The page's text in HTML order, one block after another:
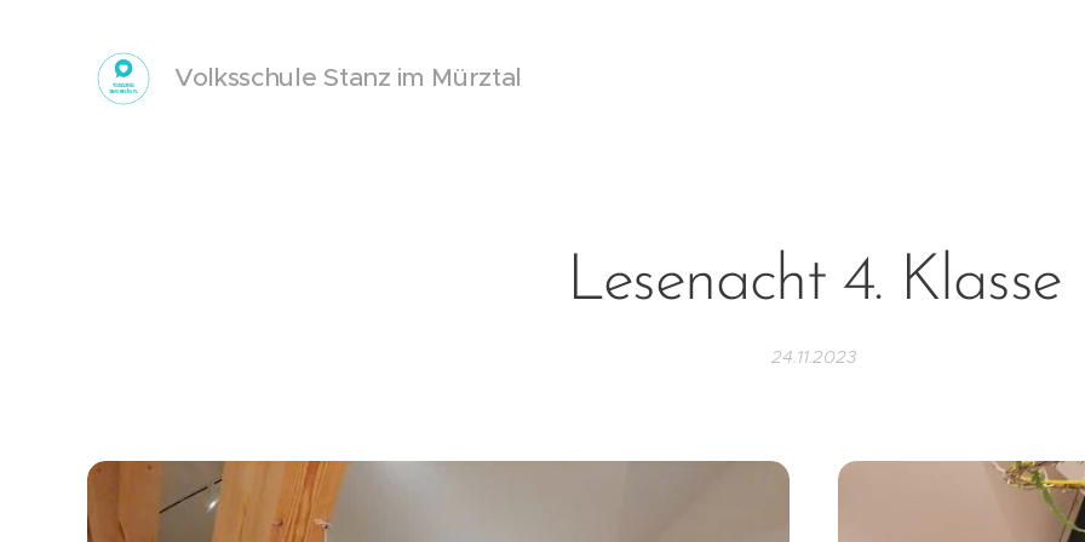
Volksschule Stanz im Mürztal
Lesenacht 4. Klasse
24.11.2023